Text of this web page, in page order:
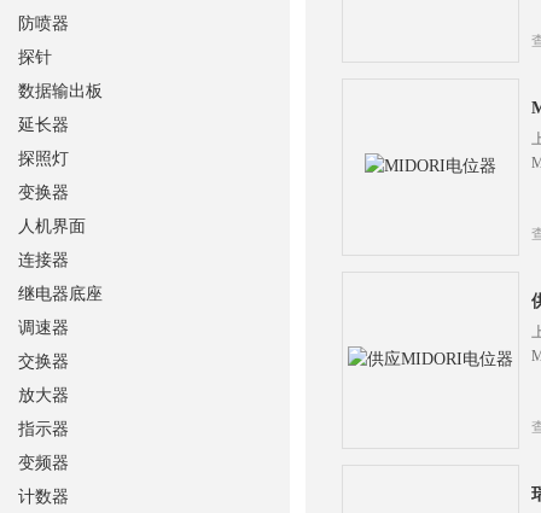
防喷器
探针
数据输出板
延长器
探照灯
变换器
人机界面
连接器
继电器底座
调速器
交换器
放大器
指示器
变频器
计数器